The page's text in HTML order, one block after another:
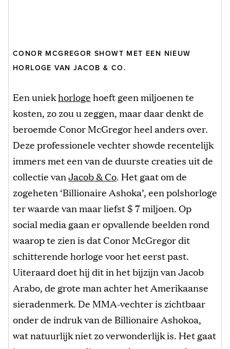
CONOR MCGREGOR SHOWT MET EEN NIEUW
HORLOGE VAN JACOB & CO.
Een uniekhorlogehoeft geen miljoenen te
kosten, zo zou u zeggen, maar daar denkt de
beroemde Conor McGregor heel anders over.
Deze professionele vechter showde recentelijk
immers met een van de duurste creaties uit de
collectie vanJacob & Co. Het gaat om de
zogeheten ‘Billionaire Ashoka’, een polshorloge
ter waarde van maar liefst $ 7 miljoen. Op
social media gaan er opvallende beelden rond
waarop te zien is dat Conor McGregor dit
schitterende horloge voor het eerst past.
Uiteraard doet hij dit in het bijzijn van Jacob
Arabo, de grote man achter het Amerikaanse
sieradenmerk. De MMA-vechter is zichtbaar
onder de indruk van de Billionaire Ashokoa,
wat natuurlijk niet zo verwonderlijk is. Het gaat